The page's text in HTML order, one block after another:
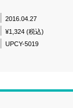
2016.04.27
¥1,324 (税込)
UPCY-5019